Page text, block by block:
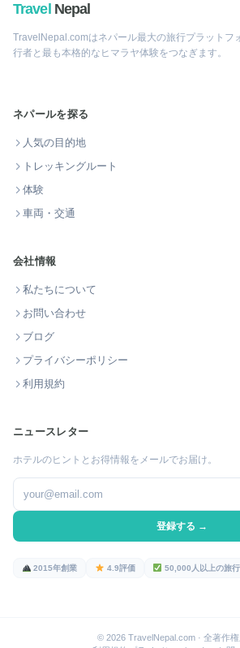
Travel Nepal
TravelNepal.comはネパール最大の旅行プラットフ
行者と最も本格的なヒマラヤ体験をつなぎます。
ネパールを探る
人気の目的地
トレッキングルート
体験
車両・交通
会社情報
私たちについて
お問い合わせ
ブログ
プライバシーポリシー
利用規約
ニュースレター
ホテルのヒントとお得情報をメールでお届け。
登録する →
2015年創業 4.9評価 50,000人以上の旅
© 2026 TravelNepal.com · 全著作権